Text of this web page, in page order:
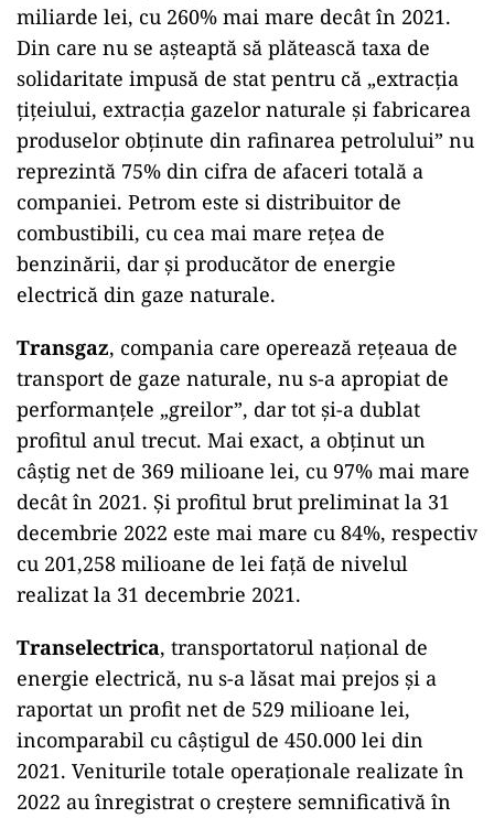
miliarde lei, cu 260% mai mare decât în 2021.
Din care nu se așteaptă să plătească taxa de
solidaritate impusă de stat pentru că „extracția
țițeiului, extracția gazelor naturale și fabricarea
produselor obținute din rafinarea petrolului” nu
reprezintă 75% din cifra de afaceri totală a
companiei. Petrom este si distribuitor de
combustibili, cu cea mai mare rețea de
benzinării, dar și producător de energie
electrică din gaze naturale.
Transgaz, compania care operează rețeaua de
transport de gaze naturale, nu s-a apropiat de
performanțele „greilor”, dar tot și-a dublat
profitul anul trecut. Mai exact, a obținut un
câștig net de 369 milioane lei, cu 97% mai mare
decât în 2021. Și profitul brut preliminat la 31
decembrie 2022 este mai mare cu 84%, respectiv
cu 201,258 milioane de lei faţă de nivelul
realizat la 31 decembrie 2021.
Transelectrica, transportatorul național de
energie electrică, nu s-a lăsat mai prejos și a
raportat un profit net de 529 milioane lei,
incomparabil cu câștigul de 450.000 lei din
2021. Veniturile totale operaționale realizate în
2022 au înregistrat o creștere semnificativă în